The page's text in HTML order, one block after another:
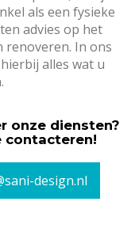
als een fysieke
advies op het
renoveren. In ons
alles wat u
onze diensten?
contacteren!
design.nl